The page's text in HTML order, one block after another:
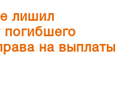
лишил
на выплаты